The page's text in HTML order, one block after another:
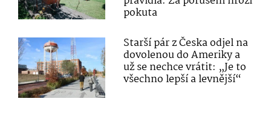
pokuta
Starší pár z Česka odjel na
dovolenou do Ameriky a
už se nechce vrátit: „Je to
všechno lepší a levnější“